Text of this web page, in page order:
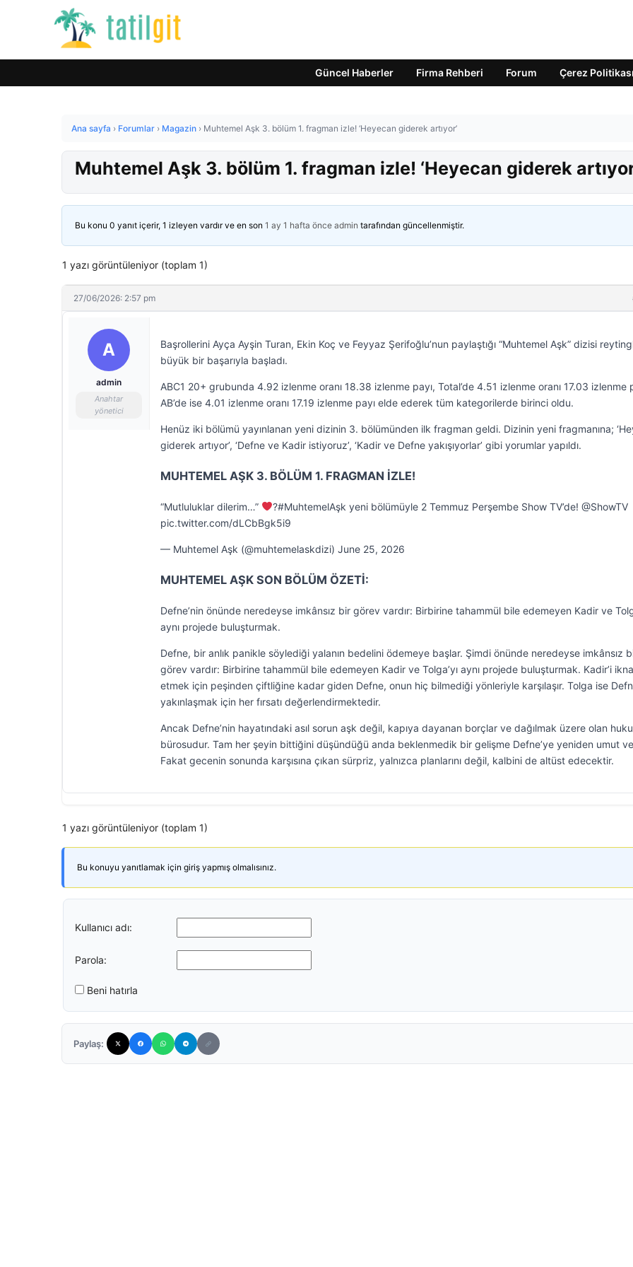
Güncel Haberler Firma Rehberi Forum Çerez Politikası
Ana sayfa › Forumlar › Magazin › Muhtemel Aşk 3. bölüm 1. fragman izle! ‘Heyecan giderek artıyor’
Muhtemel Aşk 3. bölüm 1. fragman izle! ‘Heyecan giderek
Bu konu 0 yanıt içerir, 1 izleyen vardır ve en son 1 ay 1 hafta önce admin tarafından güncellenmiştir.
1 yazı görüntüleniyor (toplam 1)
27/06/2026: 2:57 pm
A
admin
Anahtar
yönetici
Başrollerini Ayça Ayşin Turan, Ekin Koç ve Feyyaz Şerifoğlu’nun paylaştığı “Muhtemel Aşk” dizisi
büyük bir başarıyla başladı.
ABC1 20+ grubunda 4.92 izlenme oranı 18.38 izlenme payı, Total’de 4.51 izlenme oranı 17.03 izlenme
AB’de ise 4.01 izlenme oranı 17.19 izlenme payı elde ederek tüm kategorilerde birinci oldu.
Henüz iki bölümü yayınlanan yeni dizinin 3. bölümünden ilk fragman geldi. Dizinin yeni fragmanına;
giderek artıyor’, ‘Defne ve Kadir istiyoruz’, ‘Kadir ve Defne yakışıyorlar’ gibi yorumlar yapıldı.
MUHTEMEL AŞK 3. BÖLÜM 1. FRAGMAN İZLE!
“Mutluluklar dilerim…”
‍?#MuhtemelAşk yeni bölümüyle 2 Temmuz Perşembe Show TV’de! @ShowTV
pic.twitter.com/dLCbBgk5i9
— Muhtemel Aşk (@muhtemelaskdizi) June 25, 2026
MUHTEMEL AŞK SON BÖLÜM ÖZETİ:
Defne’nin önünde neredeyse imkânsız bir görev vardır: Birbirine tahammül bile edemeyen Kadir ve
aynı projede buluşturmak.
Defne, bir anlık panikle söylediği yalanın bedelini ödemeye başlar. Şimdi önünde neredeyse imkânsız
görev vardır: Birbirine tahammül bile edemeyen Kadir ve Tolga’yı aynı projede buluşturmak. Kadir’i ikna
etmek için peşinden çiftliğine kadar giden Defne, onun hiç bilmediği yönleriyle karşılaşır. Tolga ise
yakınlaşmak için her fırsatı değerlendirmektedir.
Ancak Defne’nin hayatındaki asıl sorun aşk değil, kapıya dayanan borçlar ve dağılmak üzere olan
bürosudur. Tam her şeyin bittiğini düşündüğü anda beklenmedik bir gelişme Defne’ye yeniden umut
Fakat gecenin sonunda karşısına çıkan sürpriz, yalnızca planlarını değil, kalbini de altüst edecektir.
1 yazı görüntüleniyor (toplam 1)
Bu konuyu yanıtlamak için giriş yapmış olmalısınız.
Kullanıcı adı:
Parola:
Beni hatırla
Paylaş: